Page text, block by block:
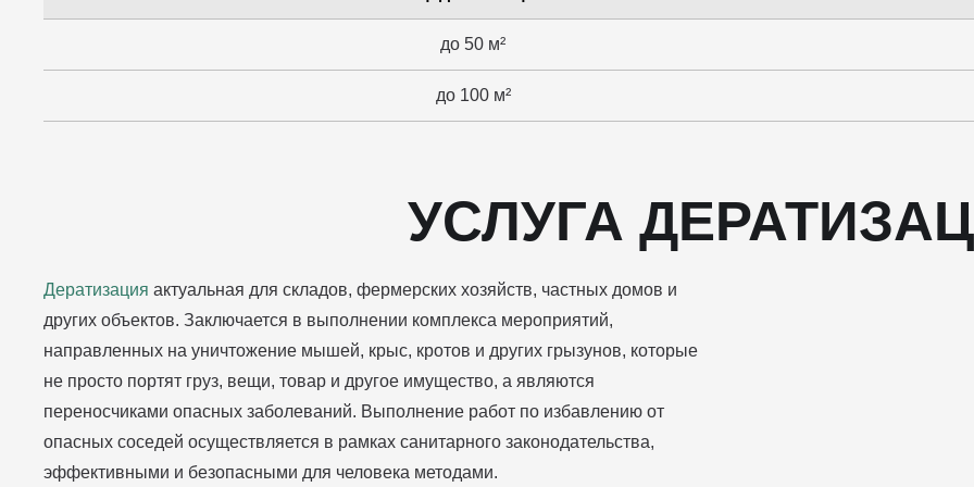
до 50 м²
до 100 м²
УСЛУГА
Дератизация актуальная для складов, фермерских хозяйств, частных домов и
других объектов. Заключается в выполнении комплекса мероприятий,
направленных на уничтожение мышей, крыс, кротов и других грызунов, которые
не просто портят груз, вещи, товар и другое имущество, а являются
переносчиками опасных заболеваний. Выполнение работ по избавлению от
опасных соседей осуществляется в рамках санитарного законодательства,
эффективными и безопасными для человека методами.